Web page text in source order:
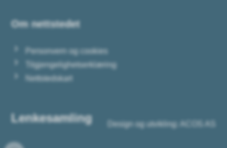
Om nettstedet
Personvern og cookies
Tilgjengelighetserklæring
Nettstedskart
Lenkesamling
Facebook
Design og utvikling: ACOS AS